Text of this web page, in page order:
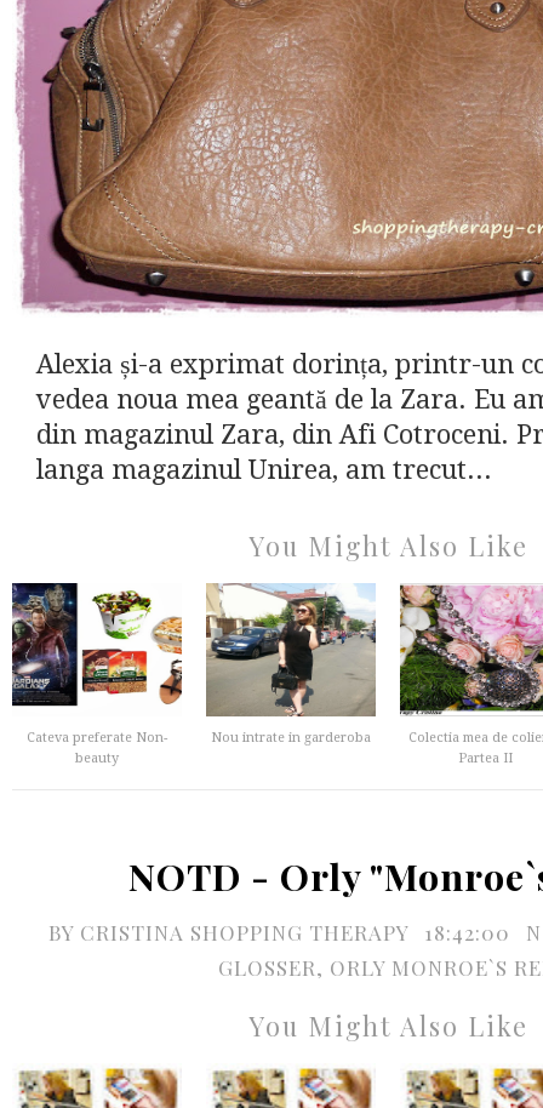
Alexia și-a exprimat dorința, printr-un
vedea noua mea geantă de la Zara. Eu
din magazinul Zara, din Afi Cotroceni.
langa magazinul Unirea, am trecut...
You Might Also Like
Cateva preferate Non-
beauty
Nou intrate in garderoba
Colectia mea de
Partea II
NOTD - Orly
BY CRISTINA SHOPPING THERAPY 18:42:00
GLOSSER, ORLY MONROE`S
You Might Also Like